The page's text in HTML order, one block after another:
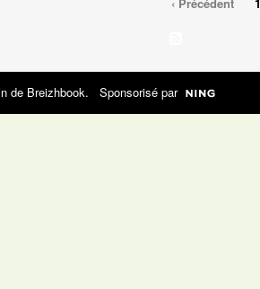
de Breizhbook. Sponsorisé par